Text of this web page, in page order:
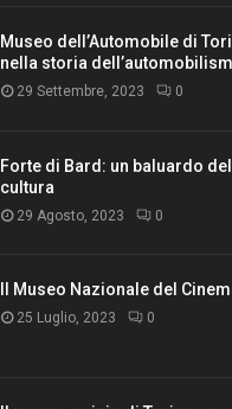
Museo dell’Automobile di
nella storia
29 Settembre, 2023 0
Forte di Bard: un baluardo
cultura
29 Agosto, 2023 0
Il Museo Nazionale del
25 Luglio, 2023 0